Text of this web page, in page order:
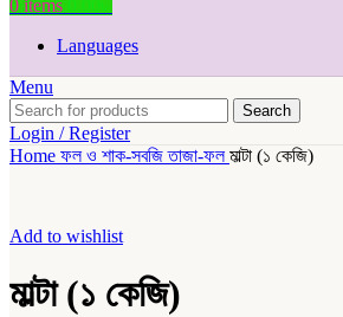
0 items
Languages
Menu
Search
Login / Register
Home ফল ও শাক-সবজিতাজা-ফলমাল্টা (১ কেজি)
Add to wishlist
মাল্টা (১ কেজি)